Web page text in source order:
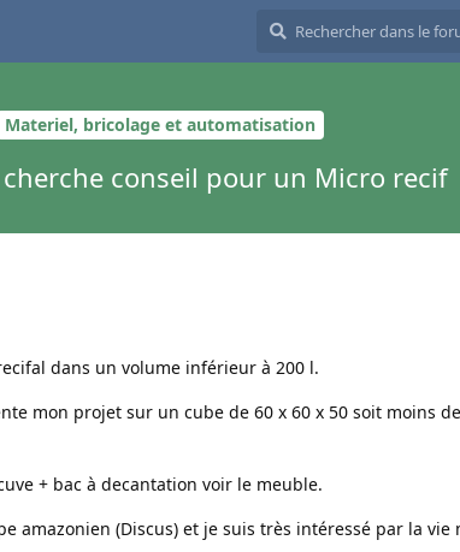
Materiel, bricolage et automatisation
conseil pour un Micro recif
dans un volume inférieur à 200 l.
mon projet sur un cube de 60 x 60 x 50 soit moins
+ bac à decantation voir le meuble.
amazonien (Discus) et je suis très intéressé par la vie